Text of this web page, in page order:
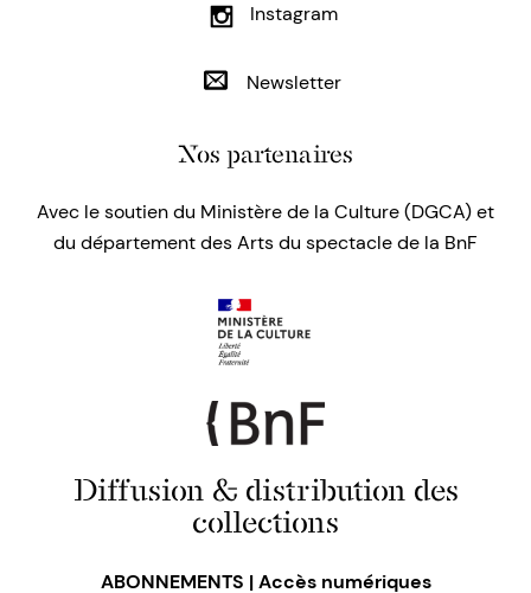
Instagram
Newsletter
Nos partenaires
Avec le soutien du Ministère de la Culture (DGCA) et
du département des Arts du spectacle de la BnF
Diffusion & distribution des
collections
ABONNEMENTS | Accès numériques